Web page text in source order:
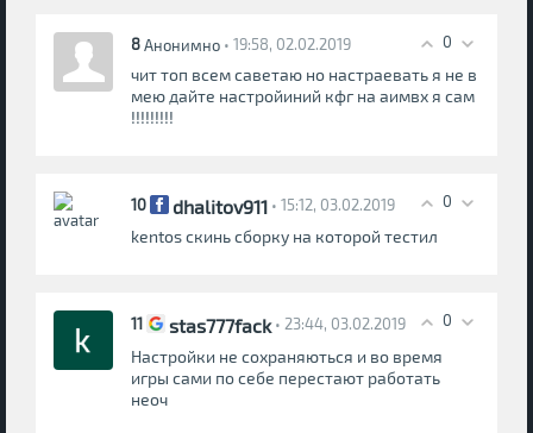
0
8Анонимно • 19:58, 02.02.2019
чит топ всем саветаю но настраевать я не в
мею дайте настройиний кфг на аимвх я сам
!!!!!!!!!
0
10 dhalitov911 • 15:12, 03.02.2019
kentos скинь сборку на которой тестил
0
11 stas777fack • 23:44, 03.02.2019
Настройки не сохраняються и во время
игры сами по себе перестают работать
неоч